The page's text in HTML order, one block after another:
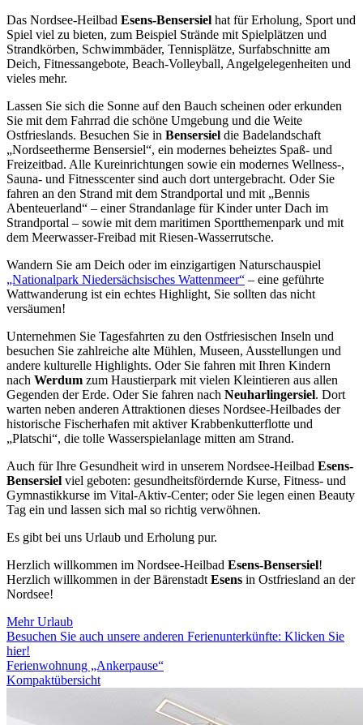
Das Nordsee-Heilbad Esens-Bensersiel hat für Erholung, Sport und
Spiel viel zu bieten, zum Beispiel Strände mit Spielplätzen und
Strandkörben, Schwimmbäder, Tennisplätze, Surfabschnitte am
Deich, Fitnessangebote, Beach-Volleyball, Angelgelegenheiten und
vieles mehr.
Lassen Sie sich die Sonne auf den Bauch scheinen oder erkunden
Sie mit dem Fahrrad die schöne Umgebung und die Weite
Ostfrieslands. Besuchen Sie in Bensersiel die Badelandschaft
„Nordseetherme Bensersiel“, ein modernes beheiztes Spaß- und
Freizeitbad. Alle Kureinrichtungen sowie ein modernes Wellness-,
Sauna- und Fitnesscenter sind auch dort untergebracht. Oder Sie
fahren an den Strand mit dem Strandportal und mit „Bennis
Abenteuerland“ – einer Strandanlage für Kinder unter Dach im
Strandportal – sowie mit dem maritimen Sportthemenpark und mit
dem Meerwasser-Freibad mit Riesen-Wasserrutsche.
Wandern Sie am Deich oder im einzigartigen Naturschauspiel
„Nationalpark Niedersächsisches Wattenmeer“ – eine geführte
Wattwanderung ist ein echtes Highlight, Sie sollten das nicht
versäumen!
Unternehmen Sie Tagesfahrten zu den Ostfriesischen Inseln und
besuchen Sie zahlreiche alte Mühlen, Museen, Ausstellungen und
andere kulturelle Highlights. Oder Sie fahren mit Ihren Kindern
nach Werdum zum Haustierpark mit vielen Kleintieren aus allen
Gegenden der Erde. Oder Sie fahren nach Neuharlingersiel. Dort
warten neben anderen Attraktionen dieses Nordsee-Heilbades der
historische Fischerhafen mit aktiver Krabbenkutterflotte und
„Platschi“, die tolle Wasserspielanlage mitten am Strand.
Auch für Ihre Gesundheit wird in unserem Nordsee-Heilbad Esens-
Bensersiel viel geboten: gesundheitsfördernde Kurse, Fitness- und
Gymnastikkurse im Vital-Aktiv-Center; oder Sie legen einen Beauty
Tag ein und lassen sich mal so richtig verwöhnen.
Es gibt bei uns Urlaub und Erholung pur.
Herzlich willkommen im Nordsee-Heilbad Esens-Bensersiel!
Herzlich willkommen in der Bärenstadt Esens in Ostfriesland an der
Nordsee!
Mehr Urlaub
Besuchen Sie auch unsere anderen Ferienunterkünfte: Klicken Sie
hier!
Ferienwohnung „Ankerpause“
Kompaktübersicht